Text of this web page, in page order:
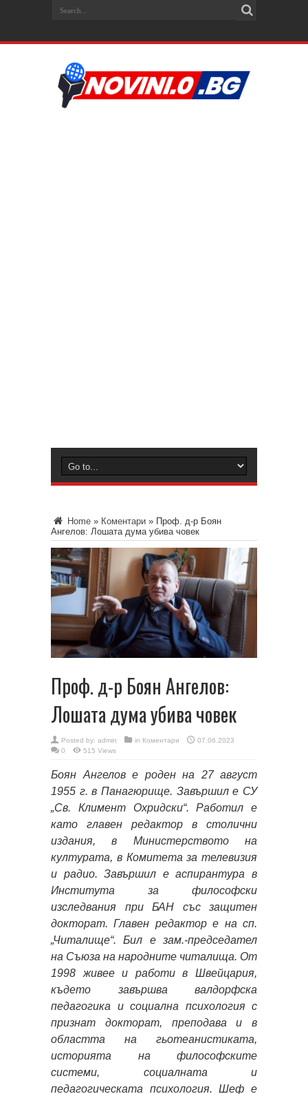
Home » Коментари » Проф. д-р Боян
Ангелов: Лошата дума убива човек
Проф. д-р Боян Ангелов:
Лошата дума убива човек
Posted by: admin in Коментари
07.06.2023
0
515 Views
Боян Ангелов е роден на 27 август
1955 г. в Панагюрище. Завършил е СУ
„Св. Климент Охридски“. Работил е
като главен редактор в столични
издания, в Министерството на
културата, в Комитета за телевизия
и радио. Завършил е аспирантура в
Института за философски
изследвания при БАН със защитен
докторат. Главен редактор е на сп.
„Читалище“. Бил е зам.-председател
на Съюза на народните читалища. От
1998 живее и работи в Швейцария,
където завършва валдорфска
педагогика и социална психология с
признат докторат, преподава и в
областта на гьотеанистиката,
историята на философските
системи, социалната и
педагогическата психология. Шеф е